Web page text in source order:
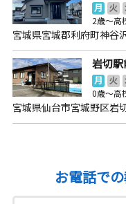
月 火
2歳～高
宮城県宮城郡利府町神谷
岩切
月 火
0歳～高
宮城県仙台市宮城野区岩
お電話で